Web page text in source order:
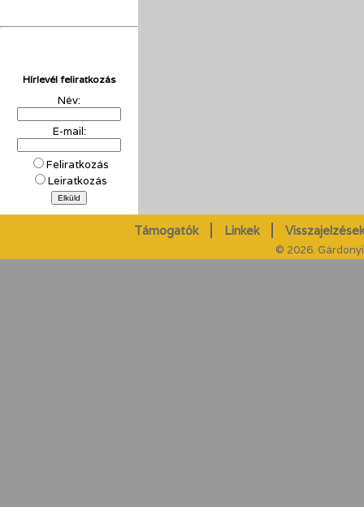
Hírlevél feliratkozás
Név:
E-mail:
Feliratkozás
Leiratkozás
Támogatók Linkek
© 2026.